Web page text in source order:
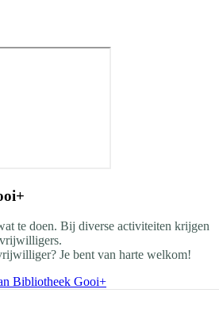
te doen. Bij diverse activiteiten krijgen
Je bent van harte welkom!
Bibliotheek Gooi+